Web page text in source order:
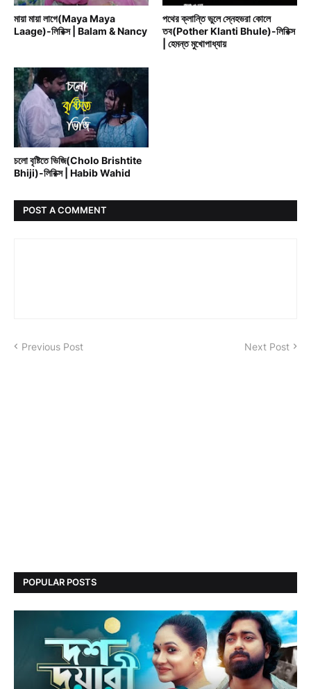
মায়া মায়া লাগে(Maya Maya
Laage)-লিরিক্স | Balam & Nancy
পথের ক্লান্তি ভুলে স্নেহভরা কোলে
তব(Pother Klanti Bhule)-লিরিক্স
| হেমন্ত মুখোপাধ্যায়
BENGALI MOVIE SONG
চলো বৃষ্টিতে ভিজি(Cholo Brishtite
Bhiji)-লিরিক্স | Habib Wahid
POST A COMMENT
Previous Post Next Post
POPULAR POSTS